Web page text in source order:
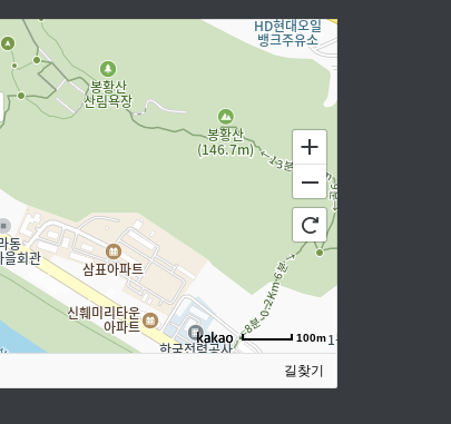
100m
길찾기